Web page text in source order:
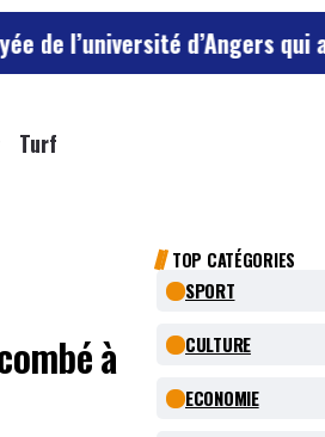
d’Angers qui avait traité
Turf
à
TOP CATÉGORIES
SPORT
CULTURE
ECONOMIE